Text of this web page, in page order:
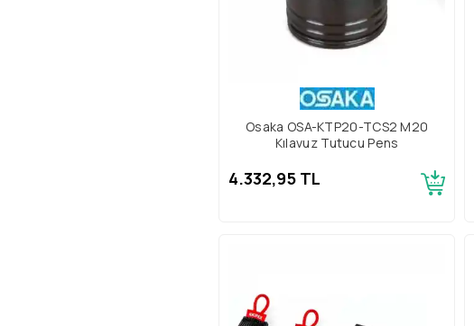
Osaka OSA-KTP20-TCS2 M20
Kılavuz Tutucu Pens
4.332,95 TL